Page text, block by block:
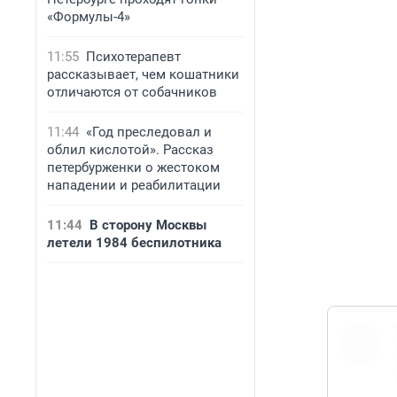
«Формулы-4»
11:55 Психотерапевт
рассказывает, чем кошатники
отличаются от собачников
11:44 «Год преследовал и
облил кислотой». Рассказ
петербурженки о жестоком
нападении и реабилитации
11:44 В сторону Москвы
летели 1984 беспилотника